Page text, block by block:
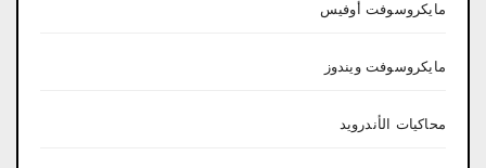
مايكروسوفت أوفيس
مايكروسوفت ويندوز
محاكيات الأندرويد